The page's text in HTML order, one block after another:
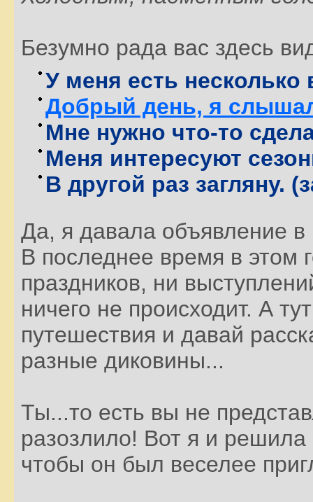
Безумно рада вас здесь
У меня есть несколько
Добрый день, я
Мне нужно что-то
Меня интересуют
В другой раз загляну.
Да, я давала объявление в
В последнее время в этом
праздников, ни
ничего не происходит. А
путешествия и давай
разные диковины...
Ты...то есть вы не
разозлило! Вот я и решила
чтобы он был веселее